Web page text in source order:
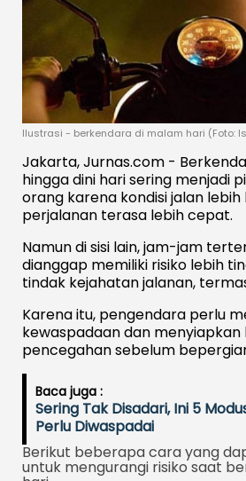
Ilustrasi - berkendara di malam hari (Foto:
Jakarta, Jurnas.com -
hingga dini hari sering menjadi
orang karena kondisi jalan
perjalanan terasa lebih cepat.
Namun di sisi lain, jam-jam
dianggap memiliki risiko lebih
tindak kejahatan jalanan,
Karena itu, pengendara perlu
kewaspadaan dan menyiapkan
pencegahan sebelum
Baca juga :
Sering Tak Disadari, Ini 5
Perlu Diwaspadai
Berikut beberapa cara yang
untuk mengurangi risiko saat